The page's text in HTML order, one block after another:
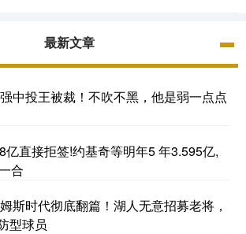
最新文章
中投王被裁！不吹不黑，他是弱一点点
亿直接拒签!约基奇等明年5 年3.595亿,
合
斯时代彻底翻篇！湖人无意招募老将，
型球员